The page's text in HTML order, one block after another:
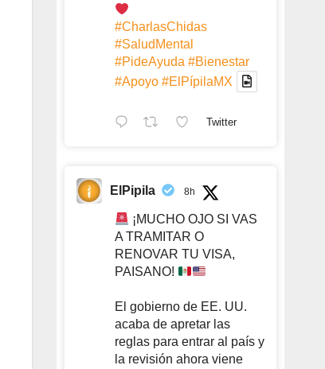
#CharlasChidas
#SaludMental
#PideAyuda #Bienestar
#Apoyo #ElPípilaMX
Twitter
ElPipila 8h
¡MUCHO OJO SI VAS
A TRAMITAR O
RENOVAR TU VISA,
PAISANO!
El gobierno de EE. UU.
acaba de apretar las
reglas para entrar al país y
la revisión ahora viene